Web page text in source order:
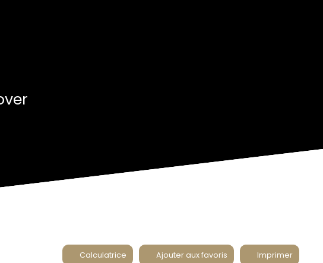
Calculatrice Ajouter aux favoris Imprimer